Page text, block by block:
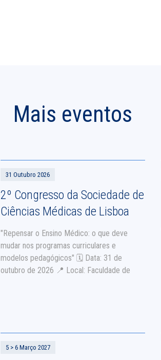
Mais eventos
31 Outubro 2026
2º Congresso da Sociedade de
Ciências Médicas de Lisboa
"Repensar o Ensino Médico: o que deve
mudar nos programas curriculares e
modelos pedagógicos" 🗓 Data: 31 de
outubro de 2026 📍 Local: Faculdade de
5 > 6 Março 2027